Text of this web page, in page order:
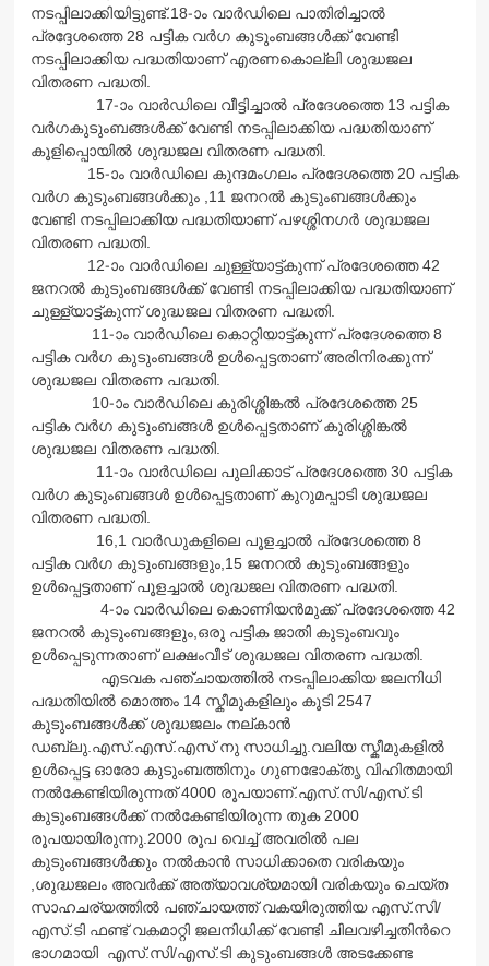
നടപ്പിലാക്കിയിട്ടുണ്ട്.18-ാം വാര്‍ഡിലെ പാതിരിച്ചാല്‍
പ്രദ്ദേശത്തെ 28 പട്ടിക വര്‍ഗ കുടുംബങ്ങള്‍ക്ക് വേണ്ടി
നടപ്പിലാക്കിയ പദ്ധതിയാണ് എരണകൊല്ലി ശുദ്ധജല
വിതരണ പദ്ധതി.
17-ാം വാര്‍ഡിലെ വീട്ടിച്ചാല്‍ പ്രദേശത്തെ 13 പട്ടിക
വര്‍ഗകുടുംബങ്ങള്‍ക്ക് വേണ്ടി നടപ്പിലാക്കിയ പദ്ധതിയാണ്
കൂളിപ്പൊയില്‍ ശുദ്ധജല വിതരണ പദ്ധതി.
15-ാം വാര്‍ഡിലെ കുന്ദമംഗലം പ്രദേശത്തെ 20 പട്ടിക
വര്‍ഗ കുടുംബങ്ങള്‍ക്കും ,11 ജനറല്‍ കുടുംബങ്ങള്‍ക്കും
വേണ്ടി നടപ്പിലാക്കിയ പദ്ധതിയാണ് പഴശ്ശിനഗര്‍ ശുദ്ധജല
വിതരണ പദ്ധതി.
12-ാം വാര്‍ഡിലെ ചുള്ള്യാട്ട്കുന്ന് പ്രദേശത്തെ 42
ജനറല്‍ കുടുംബങ്ങള്‍ക്ക് വേണ്ടി നടപ്പിലാക്കിയ പദ്ധതിയാണ്
ചുള്ള്യാട്ട്കുന്ന് ശുദ്ധജല വിതരണ പദ്ധതി.
11-ാം വാര്‍ഡിലെ കൊറ്റിയാട്ട്കുന്ന് പ്രദേശത്തെ 8
പട്ടിക വര്‍ഗ കുടുംബങ്ങള്‍ ഉള്‍പ്പെട്ടതാണ് അരിനിരക്കുന്ന്
ശുദ്ധജല വിതരണ പദ്ധതി.
10-ാം വാര്‍ഡിലെ കുരിശ്ശിങ്കല്‍ പ്രദേശത്തെ 25
പട്ടിക വര്‍ഗ കുടുംബങ്ങള്‍ ഉള്‍പ്പെട്ടതാണ് കുരിശ്ശിങ്കല്‍
ശുദ്ധജല വിതരണ പദ്ധതി.
11-ാം വാര്‍ഡിലെ പുലിക്കാട് പ്രദേശത്തെ 30 പട്ടിക
വര്‍ഗ കുടുംബങ്ങള്‍ ഉള്‍പ്പെട്ടതാണ് കുറുമപ്പാടി ശുദ്ധജല
വിതരണ പദ്ധതി.
16,1 വാര്‍ഡുകളിലെ പൂളച്ചാല്‍ പ്രദേശത്തെ 8
പട്ടിക വര്‍ഗ കുടുംബങ്ങളും,15 ജനറല്‍ കുടുംബങ്ങളും
ഉള്‍പ്പെട്ടതാണ് പൂളച്ചാല്‍ ശുദ്ധജല വിതരണ പദ്ധതി.
4-ാം വാര്‍ഡിലെ കൊണിയന്‍മുക്ക് പ്രദേശത്തെ 42
ജനറല്‍ കുടുംബങ്ങളും,ഒരു പട്ടിക ജാതി കുടുംബവും
ഉള്‍പ്പെടുന്നതാണ് ലക്ഷംവീട് ശുദ്ധജല വിതരണ പദ്ധതി.
എടവക പഞ്ചായത്തില്‍ നടപ്പിലാക്കിയ ജലനിധി
പദ്ധതിയില്‍ മൊത്തം 14 സ്കീമുകളിലും കൂടി 2547
കുടുംബങ്ങള്‍ക്ക് ശുദ്ധജലം നല്കാന്‍
ഡബ്ലു.എസ്.എസ്.എസ് നു സാധിച്ചു.വലിയ സ്കീമുകളില്‍
ഉള്‍പ്പെട്ട ഓരോ കുടുംബത്തിനും ഗുണഭോക്തൃ വിഹിതമായി
നല്‍കേണ്ടിയിരുന്നത് 4000 രൂപയാണ്.എസ്.സി/എസ്.ടി
കുടുംബങ്ങള്‍ക്ക് നല്‍കേണ്ടിയിരുന്ന തുക 2000
രൂപയായിരുന്നു.2000 രൂപ വെച്ച് അവരില്‍ പല
കുടുംബങ്ങള്‍ക്കും നല്‍കാന്‍ സാധിക്കാതെ വരികയും
,ശുദ്ധജലം അവര്‍ക്ക് അത്യാവശ്യമായി വരികയും ചെയ്ത
സാഹചര്യത്തില്‍ പഞ്ചായത്ത് വകയിരുത്തിയ എസ്.സി/
എസ്.ടി ഫണ്ട് വകമാറ്റി ജലനിധിക്ക് വേണ്ടി ചിലവഴിച്ചതിന്‍റെ
ഭാഗമായി എസ്.സി/എസ്.ടി കുടുംബങ്ങള്‍ അടക്കേണ്ട